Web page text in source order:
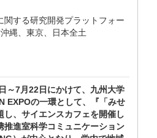
関する研究開発プラットフォー
縄、東京、日本全土
～7月22日にかけて、九州大学
EXPOの一環として、『「みせ
し、サイエンスカフェを開催し
推進室科学コミュニケーション